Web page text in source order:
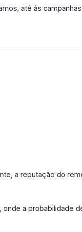
até às
a reputação do
a probabilidade